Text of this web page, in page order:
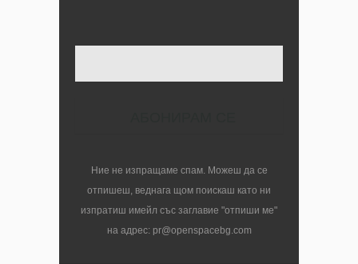
Ние не изпращаме спам. Можеш да се
отпишеш, веднага щом поискаш като ни
изпратиш имейл със заглавие "отпиши ме"
на адрес: pr@openspacebg.com